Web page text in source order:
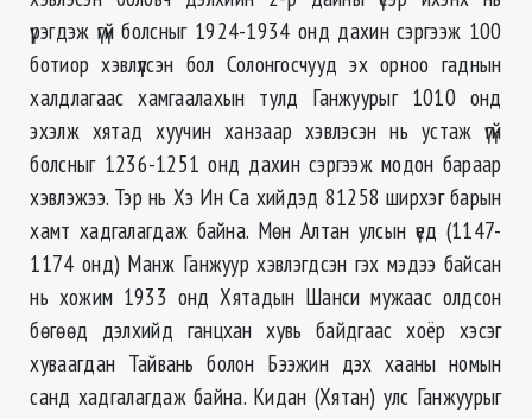
үрэгдэж үгүй болсныг 1924-1934 онд дахин сэргээж 100
ботиор хэвлүүлсэн бол Солонгосчууд эх орноо гаднын
халдлагаас хамгаалахын тулд Ганжуурыг 1010 онд
эхэлж хятад хуучин ханзаар хэвлэсэн нь устаж үгүй
болсныг 1236-1251 онд дахин сэргээж модон бараар
хэвлэжээ. Тэр нь Хэ Ин Са хийдэд 81258 ширхэг барын
хамт хадгалагдаж байна. Мөн Алтан улсын үед (1147-
1174 онд) Манж Ганжуур хэвлэгдсэн гэх мэдээ байсан
нь хожим 1933 онд Хятадын Шанси мужаас олдсон
бөгөөд дэлхийд ганцхан хувь байдгаас хоёр хэсэг
хуваагдан Тайвань болон Бээжин дэх хааны номын
санд хадгалагдаж байна. Кидан (Хятан) улс Ганжуурыг